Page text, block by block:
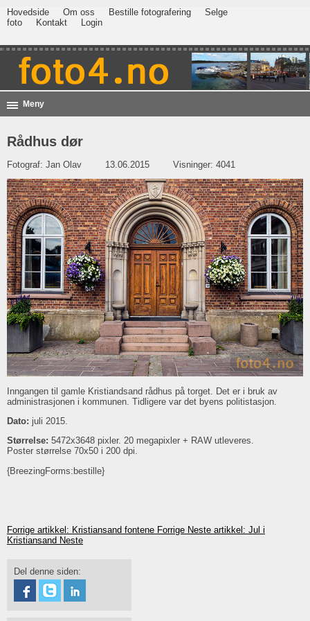
Hovedside Om oss Bestille fotografering
Selge
foto
Kontakt Login
Meny
Rådhus dør
Fotograf: Jan Olav 13.06.2015 Visninger: 4041
Inngangen til gamle Kristiandsand rådhus på torget. Det er i bruk av
administrasjonen i kommunen. Tidligere var det byens politistasjon.
Dato: juli 2015.
Størrelse: 5472x3648 pixler. 20 megapixler + RAW utleveres.
Poster størrelse 70x50 i 200 dpi.
{BreezingForms:bestille}
Forrige artikkel: Kristiansand fontene Forrige Neste artikkel: Jul i
Kristiansand Neste
Del denne siden: